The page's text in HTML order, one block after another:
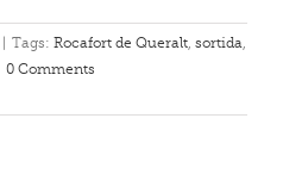
| Tags: Rocafort de Queralt sortida
0 Comments